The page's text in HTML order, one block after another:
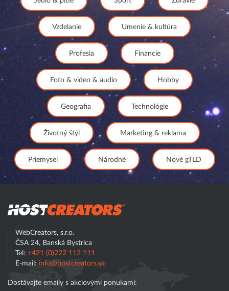
Vzdelanie Umenie & kultúra
Profesia Financie
Foto & video & audio Hobby
Geografia Technológie
Životný štýl Marketing & reklama
Priemysel Národné Nové gTLD
WebCreators, s.r.o.
ČSA 24, Banská Bystrica
Tel: +421 (0)222 112 111
E-mail: info@hostcreators.sk
Dostávajte emaily s akciovými ponukami: